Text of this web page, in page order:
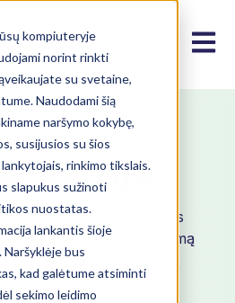
kompiuteryje
norint rinkti
su svetaine,
Naudodami šią
naršymo kokybę,
susijusios su šios
rinkimo tikslais.
slapukus sužinoti
nuostatas.
lankantis šioje
bus
kad galėtume atsiminti
sekimo leidimo
Open
PILIEČIAI
istorija
ir tapkite pasaulinės
pertvarkyti švietimą
bendradarbiavimą ir į
požiūrį, dalimi.